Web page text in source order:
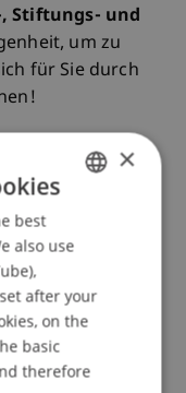
Stiftungs- und
um zu
für Sie durch
ist?
den
sowie
zur
ENGLISH
×
best
also use
after your
on the
basic
therefore